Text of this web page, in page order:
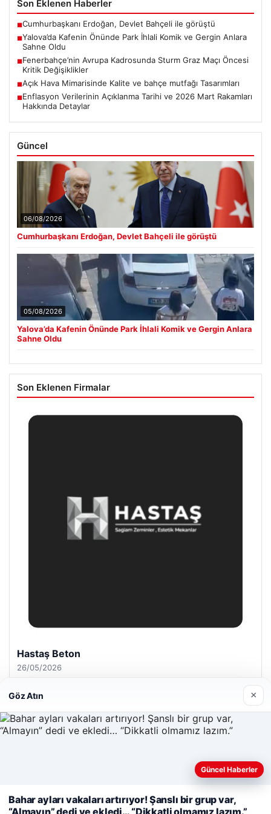
Son Eklenen Haberler
■Cumhurbaşkanı Erdoğan, Devlet Bahçeli ile görüştü
■Yalova’da Kafenin Önünde Park İhlali Komik ve Gergin Anlara
Sahne Oldu
■Fenerbahçe’nin Avrupa Kadrosunda Sturm Graz Maçı Öncesi
Kritik Değişiklikler
■Açık Hava Mimarisinde Kalite ve bahçe mutfağı Tasarımları
■Enflasyon Verilerinin Açıklanma Tarihi ve 2026 Mart Rakamları
Hakkında Detaylar
Güncel
06/08/2026
Cumhurbaşkanı Erdoğan, Devlet Bahçeli ile görüştü
05/08/2026
Yalova’da Kafenin Önünde Park İhlali Komik ve Gergin Anlara
Sahne Oldu
Son Eklenen Firmalar
Hastaş Beton
26/05/2026
Web sitemizi nasıl kullandığınızı daha iyi anlayabilmek,
kullanıyoruz.Çerez Politikamız
Göz Atın ×
Güncel Haberler
Bahar ayları vakaları artırıyor! Şanslı bir grup var,
“Almayın” dedi ve ekledi… “Dikkatli olmamız lazım.”
Malta Dil Okulu|
lemagrup.com.tr